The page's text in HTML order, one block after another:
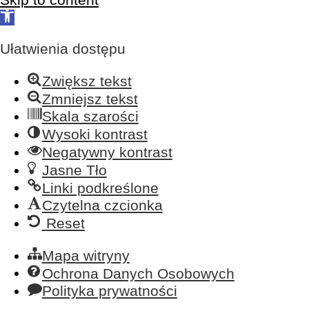
Open
Ułatwienia dostępu
Zwiększ tekst
Zmniejsz tekst
Skala szarości
Wysoki kontrast
Negatywny kontrast
Jasne Tło
Linki podkreślone
Czytelna czcionka
Reset
Mapa witryny
Ochrona Danych Osobowych
Polityka prywatności